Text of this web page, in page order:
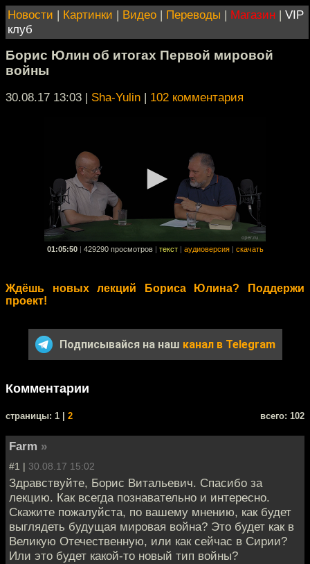
Новости | Картинки | Видео | Переводы | Магазин | VIP
клуб
Борис Юлин об итогах Первой мировой
войны
30.08.17 13:03 | Sha-Yulin | 102 комментария
01:05:50 429290 просмотров текст аудиоверсия скачать
Ждёшь новых лекций Бориса Юлина? Поддержи
проект!
Подписывайся на наш канал в Telegram
Комментарии
cтраницы: 1 | 2 всего: 102
Farm »
#1 | 30.08.17 15:02
Здравствуйте, Борис Витальевич. Спасибо за
лекцию. Как всегда познавательно и интересно.
Скажите пожалуйста, по вашему мнению, как будет
выглядеть будущая мировая война? Это будет как в
Великую Отечественную, или как сейчас в Сирии?
Или это будет какой-то новый тип войны?